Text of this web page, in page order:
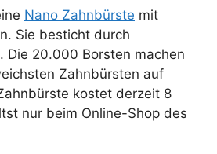
Nano Zahnbürste mit
Sie besticht durch
Die 20.000 Borsten machen
Zahnbürsten auf
kostet derzeit 8
nur beim Online-Shop des